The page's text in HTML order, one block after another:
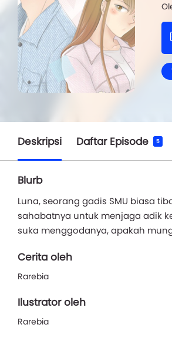
Deskripsi Daftar Episode 5
Blurb
Luna, seorang gadis SMU biasa
sahabatnya untuk menjaga adik
suka menggodanya, apakah
Cerita oleh
Rarebia
Ilustrator oleh
Rarebia